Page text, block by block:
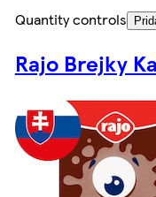
Quantity controls
Rajo Brejky